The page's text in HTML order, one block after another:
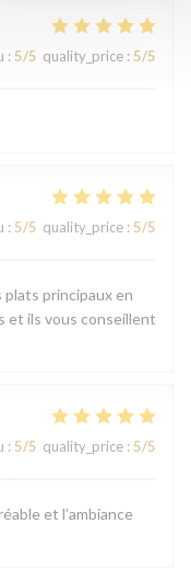
: 5/5 quality_price :5/5
: 5/5 quality_price : 5/5
principaux en
et ils vous conseillent
: 5/5 quality_price : 5/5
et l’ambiance